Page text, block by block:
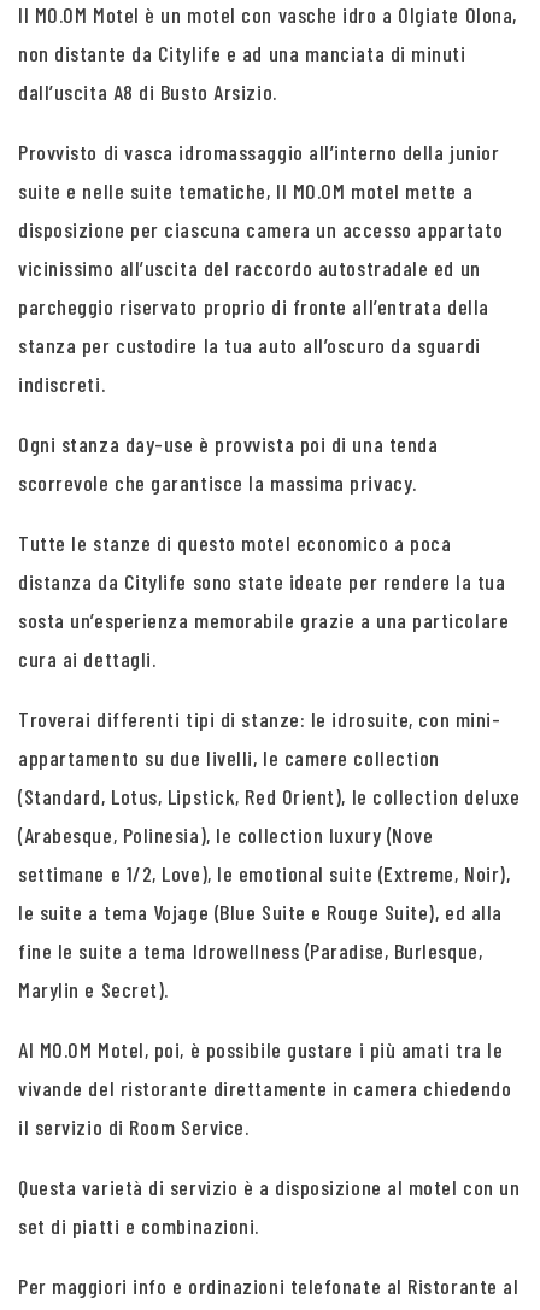
Il MO.OM Motel è un motel con vasche idro a Olgiate Olona,
non distante da Citylife e ad una manciata di minuti
dall’uscita A8 di Busto Arsizio.
Provvisto di vasca idromassaggio all’interno della junior
suite e nelle suite tematiche, Il MO.OM motel mette a
disposizione per ciascuna camera un accesso appartato
vicinissimo all’uscita del raccordo autostradale ed un
parcheggio riservato proprio di fronte all’entrata della
stanza per custodire la tua auto all’oscuro da sguardi
indiscreti.
Ogni stanza day-use è provvista poi di una tenda
scorrevole che garantisce la massima privacy.
Tutte le stanze di questo motel economico a poca
distanza da Citylife sono state ideate per rendere la tua
sosta un’esperienza memorabile grazie a una particolare
cura ai dettagli.
Troverai differenti tipi di stanze: le idrosuite, con mini-
appartamento su due livelli, le camere collection
(Standard, Lotus, Lipstick, Red Orient), le collection deluxe
(Arabesque, Polinesia), le collection luxury (Nove
settimane e 1/2, Love), le emotional suite (Extreme, Noir),
le suite a tema Vojage (Blue Suite e Rouge Suite), ed alla
fine le suite a tema Idrowellness (Paradise, Burlesque,
Marylin e Secret).
Al MO.OM Motel, poi, è possibile gustare i più amati tra le
vivande del ristorante direttamente in camera chiedendo
il servizio di Room Service.
Questa varietà di servizio è a disposizione al motel con un
set di piatti e combinazioni.
Per maggiori info e ordinazioni telefonate al Ristorante al